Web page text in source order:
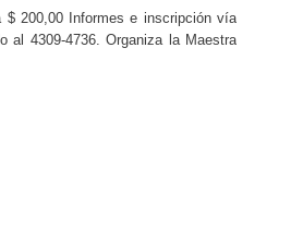
200,00 Informes e inscripción vía
al 4309-4736. Organiza la Maestra